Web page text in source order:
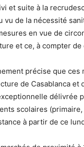
et suite à la
vu de la nécessité
en vue de
et ce, à compter
précise que
de Casablanca
délivrée
scolaires
à partir de ce